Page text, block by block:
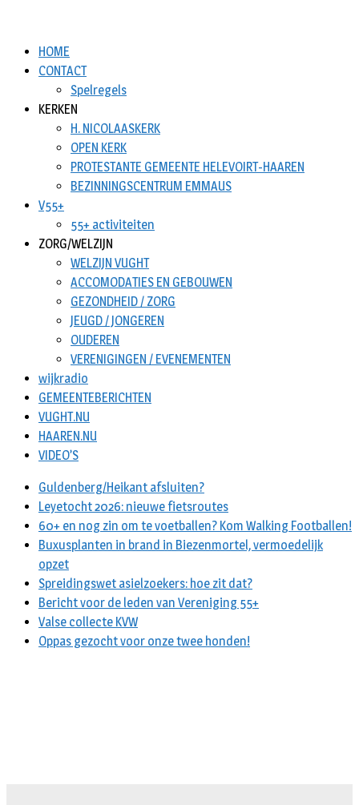
HOME
CONTACT
Spelregels
KERKEN
H. NICOLAASKERK
OPEN KERK
PROTESTANTE GEMEENTE HELEVOIRT-HAAREN
BEZINNINGSCENTRUM EMMAUS
V55+
55+ activiteiten
ZORG/WELZIJN
WELZIJN VUGHT
ACCOMODATIES EN GEBOUWEN
GEZONDHEID / ZORG
JEUGD / JONGEREN
OUDEREN
VERENIGINGEN / EVENEMENTEN
wijkradio
GEMEENTEBERICHTEN
VUGHT.NU
HAAREN.NU
VIDEO’S
Guldenberg/Heikant afsluiten?
Leyetocht 2026: nieuwe fietsroutes
60+ en nog zin om te voetballen? Kom Walking Footballen!
Buxusplanten in brand in Biezenmortel, vermoedelijk
opzet
Spreidingswet asielzoekers: hoe zit dat?
Bericht voor de leden van Vereniging 55+
Valse collecte KVW
Oppas gezocht voor onze twee honden!